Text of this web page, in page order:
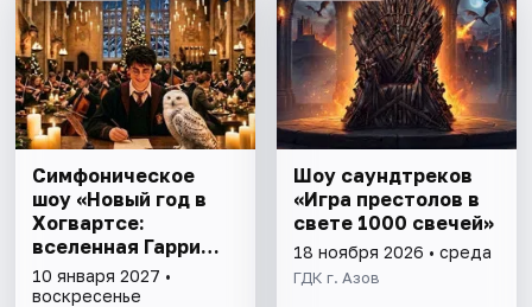
Симфоническое
шоу «Новый год в
Хогвартсе:
вселенная Гарри
Поттера»
10 января 2027 •
воскресенье
Шоу саундтреков
«Игра престолов в
свете 1000 свечей»
18 ноября 2026 • среда
ГДК г. Азов